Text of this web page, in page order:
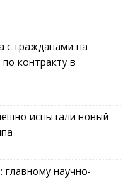
с гражданами на
контракту в
испытали новый
главному научно-